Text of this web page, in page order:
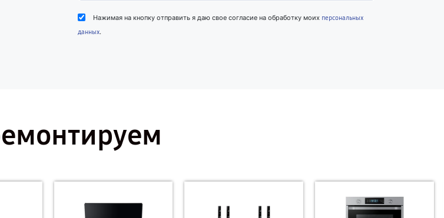
Нажимая на кнопку отправить я даю свое согласие на обработку моих персональных
данных.